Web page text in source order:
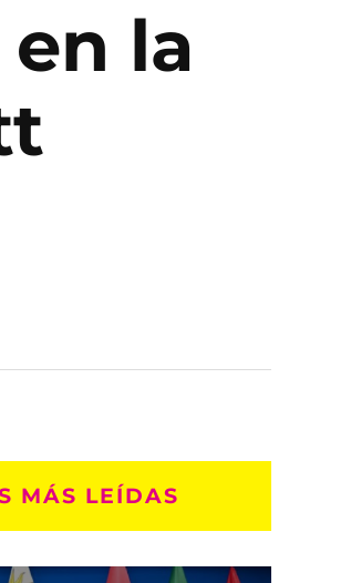
la
MÁS LEÍDAS